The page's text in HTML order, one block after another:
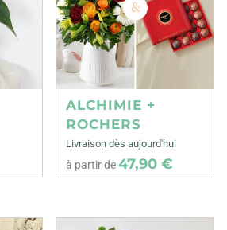
ALCHIMIE +
ROCHERS
Livraison dès aujourd'hui
à partir de47,90 €